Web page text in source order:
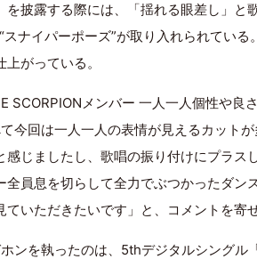
を披露する際には、「揺れる眼差し」と
ナイパーポーズ”が取り入れられている
がっている。
SCORPIONメンバー 一人一人個性や良
今回は一人一人の表情が見えるカット
感じましたし、歌唱の振り付けにプラス
全員息を切らして全力でぶつかったダン
いただきたいです」と、コメントを寄せ
ンを執ったのは、5thデジタルシング